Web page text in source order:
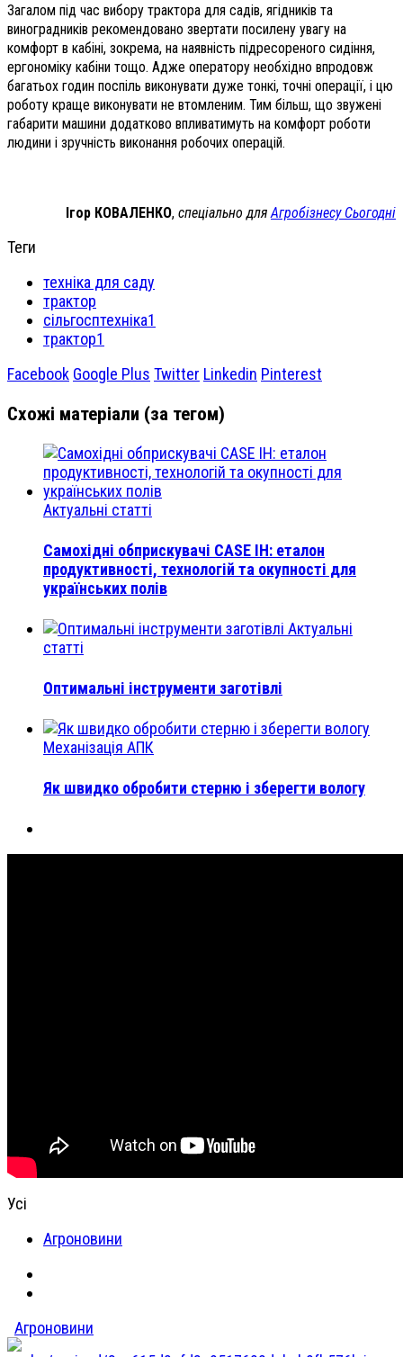
Загалом під час вибору трактора для садів, ягідників та
виноградників рекомендовано звертати посилену увагу на
комфорт в кабіні, зокрема, на наявність підресореного сидіння,
ергономіку кабіни тощо. Адже оператору необхідно впродовж
багатьох годин поспіль виконувати дуже тонкі, точні операції, і цю
роботу краще виконувати не втомленим. Тим більш, що звужені
габарити машини додатково впливатимуть на комфорт роботи
людини і зручність виконання робочих операцій.
Ігор КОВАЛЕНКО, спеціально дляАгробізнесу Сьогодні
Теги
техніка для саду
трактор
сільгосптехніка1
трактор1
Facebook Google Plus Twitter Linkedin Pinterest
Схожі матеріали (за тегом)
Актуальні статті
Самохідні обприскувачі CASE IH: еталон
продуктивності, технологій та окупності для
українських полів
Актуальні
статті
Оптимальні інструменти заготівлі
Механізація АПК
Як швидко обробити стерню і зберегти вологу
Усі
Агроновини
Агроновини